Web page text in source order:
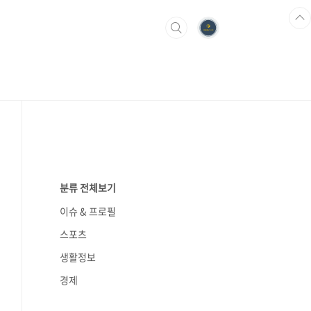
분류 전체보기
이슈 & 프로필
스포츠
생활정보
경제